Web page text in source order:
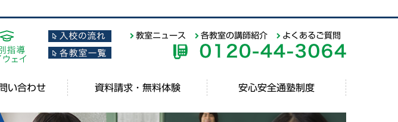
教室ニュース 各教室の講師紹介 よくあるご質問
い合わせ 資料請求・無料体験 安心安全通塾制度